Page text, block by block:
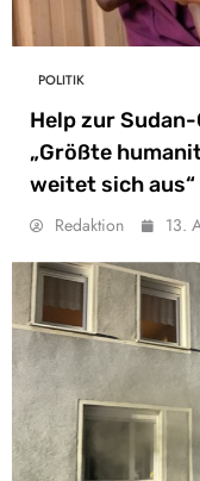
POLITIK
Help zur
„Größte
weitet sich aus“
Redaktion 13.